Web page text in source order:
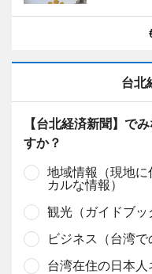
台北
【台北経済新聞】で
すか？
地域情報（現地
カルな情報）
観光（ガイドブッ
ビジネス（台湾で
台湾在住の日本